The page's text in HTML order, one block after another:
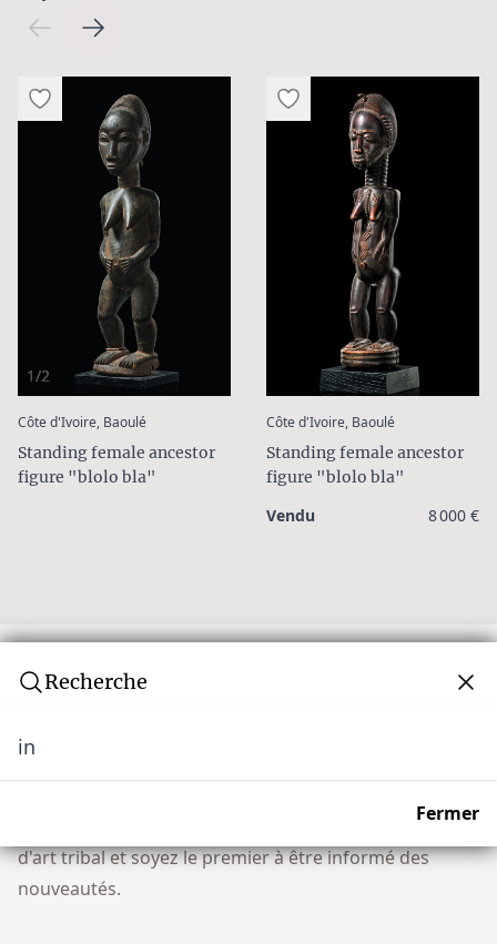
1/2
Côte d'Ivoire, Baoulé:
Standing female ancestor
figure "blolo bla"
Côte d'Ivoire, Baoulé:
Standing female ancestor
figure "blolo bla"
Vendu 8 000 €
Recherche
in
Fermer
Newsletter
notre communauté de plus de 10 000 collectionneurs
d'art tribal et soyez le premier à être informé des
nouveautés.